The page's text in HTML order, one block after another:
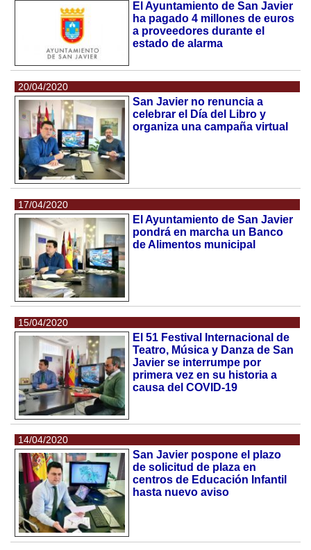
El Ayuntamiento de San Javier
ha pagado 4 millones de euros
a proveedores durante el
estado de alarma
20/04/2020
San Javier no renuncia a
celebrar el Día del Libro y
organiza una campaña virtual
17/04/2020
El Ayuntamiento de San Javier
pondrá en marcha un Banco
de Alimentos municipal
15/04/2020
El 51 Festival Internacional de
Teatro, Música y Danza de San
Javier se interrumpe por
primera vez en su historia a
causa del COVID-19
14/04/2020
San Javier pospone el plazo
de solicitud de plaza en
centros de Educación Infantil
hasta nuevo aviso